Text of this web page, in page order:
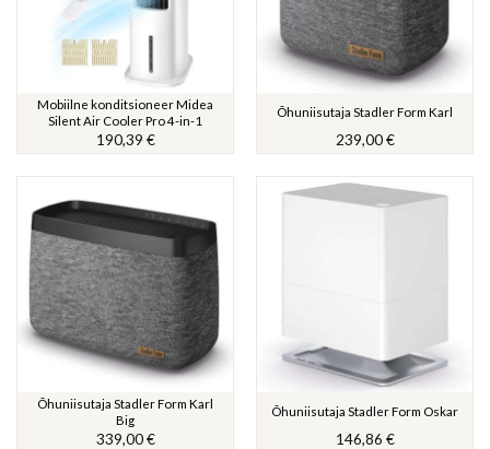
Mobiilne konditsioneer Midea
Silent Air Cooler Pro 4-in-1
190,39 €
Õhuniisutaja Stadler Form Karl
239,00€
Õhuniisutaja Stadler Form Karl
Big
339,00€
Õhuniisutaja Stadler Form Oskar
146,86 €